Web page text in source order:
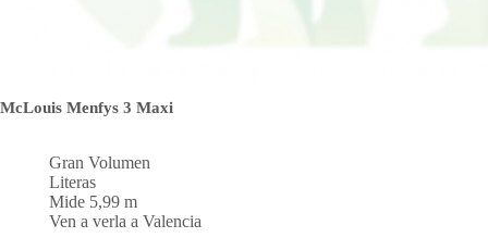
McLouis Menfys 3 Maxi
Gran Volumen
Literas
Mide 5,99 m
Ven a verla a Valencia